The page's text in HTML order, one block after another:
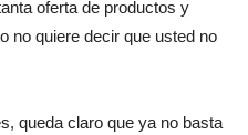
oferta de productos y
no quiere decir que usted no
queda claro que ya no basta